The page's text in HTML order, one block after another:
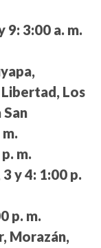
9: 3:00 a. m.
Los
m.
y 4: 1:00 p.
p. m.
Morazán,